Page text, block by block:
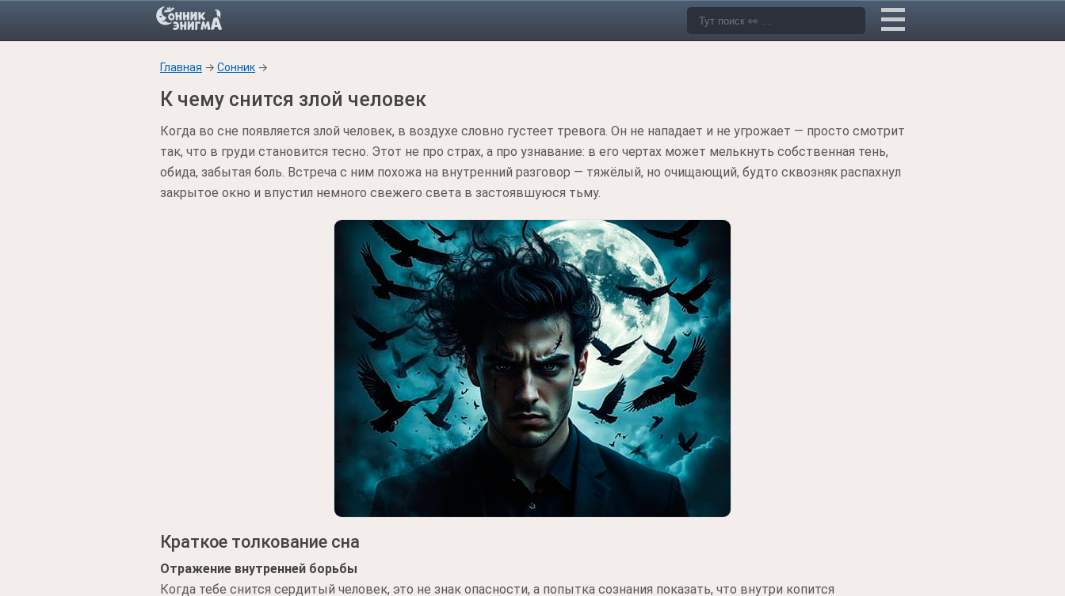
Главная → Сонник →
К чему снится злой человек
Когда во сне появляется злой человек, в воздухе словно густеет тревога. Он не нападает и не угрожает — просто смотрит
так, что в груди становится тесно. Этот не про страх, а про узнавание: в его чертах может мелькнуть собственная тень,
обида, забытая боль. Встреча с ним похожа на внутренний разговор — тяжёлый, но очищающий, будто сквозняк распахнул
закрытое окно и впустил немного свежего света в застоявшуюся тьму.
Краткое толкование сна
Отражение внутренней борьбы
Когда тебе снится сердитый человек, это не знак опасности, а попытка сознания показать, что внутри копится